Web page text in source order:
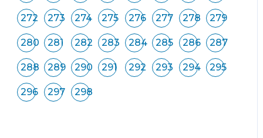
272 273 274 275 276 277 278 279
280 281 282 283 284 285 286 287
288 289 290 291 292 293 294 295
296 297 298